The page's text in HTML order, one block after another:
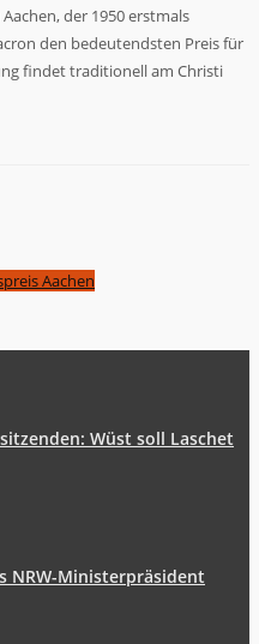
der 1950 erstmals
den bedeutendsten Preis für
findet traditionell am Christi
Aachen
Wüst soll Laschet
NRW-Ministerpräsident